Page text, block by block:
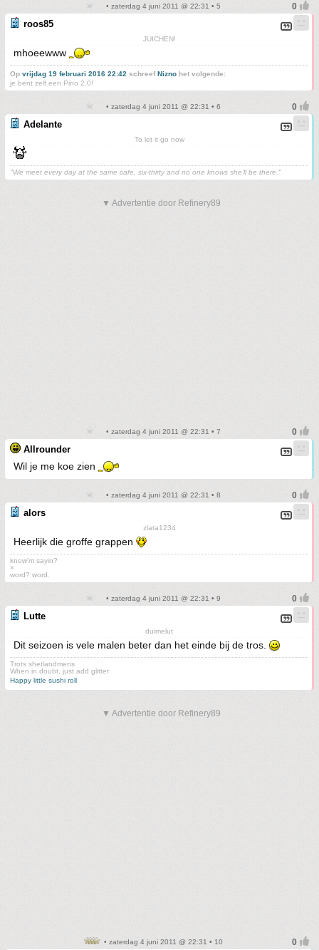
• zaterdag 4 juni 2011 @ 22:31 • 5
roos85
JUICHEN!
mhoeewww
Op vrijdag 19 februari 2016 22:42 schreef Nizno het volgende:
je bent zelf een Pino 2.0!
• zaterdag 4 juni 2011 @ 22:31 • 6
Adelante
To let it go now
"We meet every day at the same cafe, six-thirty and no one knows she'll be there."
▼ Advertentie door Refinery89
• zaterdag 4 juni 2011 @ 22:31 • 7
Allrounder
Wil je me koe zien
• zaterdag 4 juni 2011 @ 22:31 • 8
alors
zlata1234
Heerlijk die groffe grappen
know'm sayin?
×
word? word.
• zaterdag 4 juni 2011 @ 22:31 • 9
Lutte
duimelut
Dit seizoen is vele malen beter dan het einde bij de tros.
Trots shetlandmens
When in doubt, just add glitter
Happy little sushi roll
▼ Advertentie door Refinery89
• zaterdag 4 juni 2011 @ 22:31 • 10